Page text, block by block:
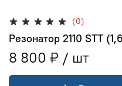
(0)
Резонатор 2110 STT
8 800 ₽